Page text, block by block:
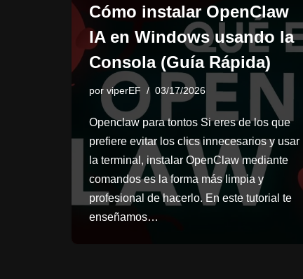
Cómo instalar OpenClaw
IA en Windows usando la
Consola (Guía Rápida)
por viperEF 03/17/2026
Openclaw para tontos Si eres de los que
prefiere evitar los clics innecesarios y usar
la terminal, instalar OpenClaw mediante
comandos es la forma más limpia y
profesional de hacerlo. En este tutorial te
enseñamos…